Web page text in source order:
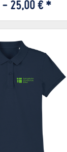
- 25,00 € *